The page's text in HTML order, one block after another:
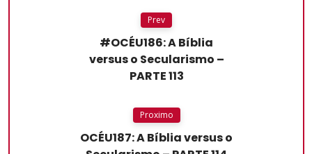
Prev
#OCÉU186: A Bíblia
versus o Secularismo –
PARTE 113
Proximo
OCÉU187: A Bíblia versus o